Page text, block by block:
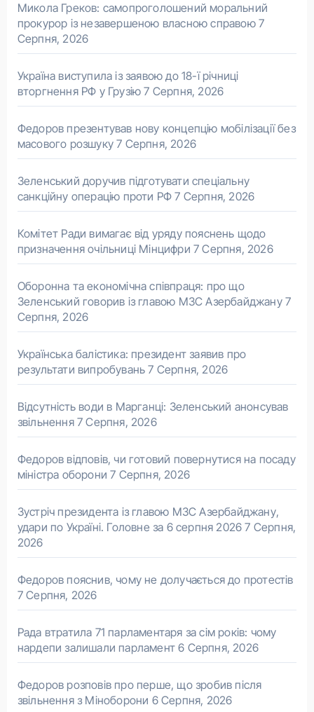
Микола Греков: самопроголошений моральний
прокурор із незавершеною власною справою 7
Серпня, 2026
Україна виступила із заявою до 18-ї річниці
вторгнення РФ у Грузію 7 Серпня, 2026
Федоров презентував нову концепцію мобілізації без
масового розшуку 7 Серпня, 2026
Зеленський доручив підготувати спеціальну
санкційну операцію проти РФ 7 Серпня, 2026
Комітет Ради вимагає від уряду пояснень щодо
призначення очільниці Мінцифри 7 Серпня, 2026
Оборонна та економічна співпраця: про що
Зеленський говорив із главою МЗС Азербайджану 7
Серпня, 2026
Українська балістика: президент заявив про
результати випробувань 7 Серпня, 2026
Відсутність води в Марганці: Зеленський анонсував
звільнення 7 Серпня, 2026
Федоров відповів, чи готовий повернутися на посаду
міністра оборони 7 Серпня, 2026
Зустріч президента із главою МЗС Азербайджану,
удари по Україні. Головне за 6 серпня 2026 7 Серпня,
2026
Федоров пояснив, чому не долучається до протестів
7 Серпня, 2026
Рада втратила 71 парламентаря за сім років: чому
нардепи залишали парламент 6 Серпня, 2026
Федоров розповів про перше, що зробив після
звільнення з Міноборони 6 Серпня, 2026